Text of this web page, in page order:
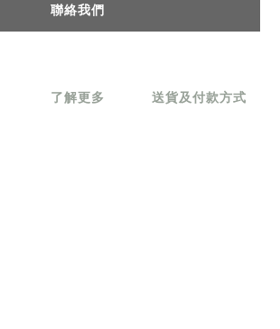
聯絡我們
了解更多 送貨及付款方式